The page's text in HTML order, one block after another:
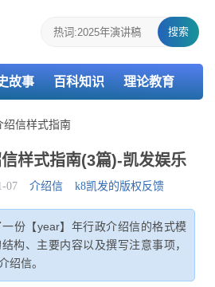
搜索
故事 百科知识 理论教育
划 教案
活动总结 介绍信
绍信样式指南
样式指南(3篇)-凯发娱乐
07 介绍信 k8凯发的版权反馈
一份【year】年行政介绍信的格式模
构、主要内容以及撰写注意事项，
绍信。